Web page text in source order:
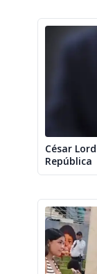
César
República